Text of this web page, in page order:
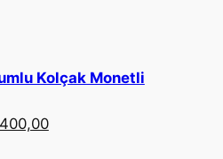
Kolçak Monetli
Şu